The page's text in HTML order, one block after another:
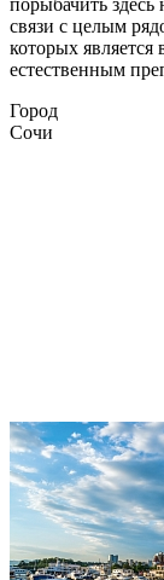
связи с целым
которых
естественным
Город
Сочи